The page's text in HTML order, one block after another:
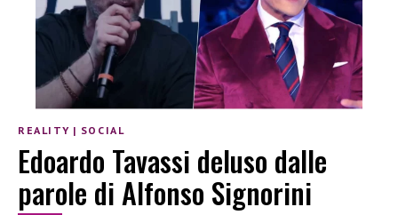
REALITY | SOCIAL
Edoardo Tavassi deluso dalle
parole di Alfonso Signorini